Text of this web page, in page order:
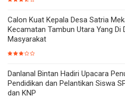
Calon Kuat Kepala Desa Satria
Kecamatan Tambun Utara Yang Di
Masyarakat
Danlanal Bintan Hadiri Upacara
Pendidikan dan Pelantikan Siswa
dan KNP